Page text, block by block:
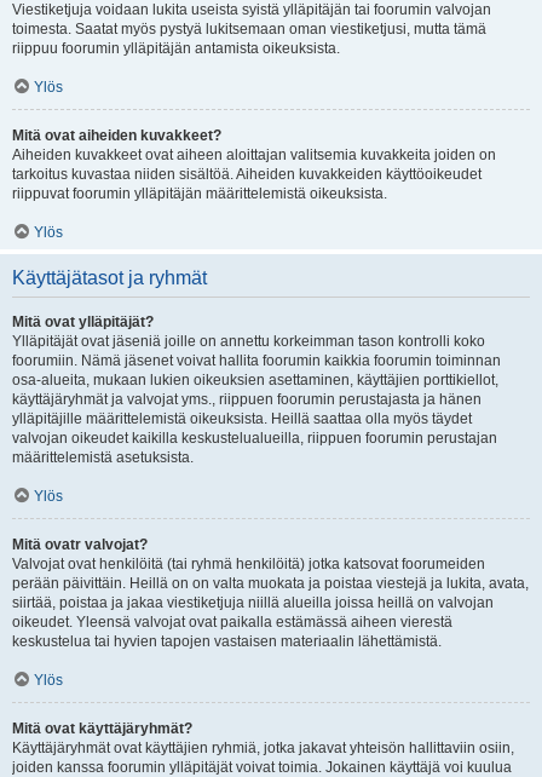
Viestiketjuja voidaan lukita useista syistä ylläpitäjän tai foorumin valvojan
toimesta. Saatat myös pystyä lukitsemaan oman viestiketjusi, mutta tämä
riippuu foorumin ylläpitäjän antamista oikeuksista.
Ylös
Mitä ovat aiheiden kuvakkeet?
Aiheiden kuvakkeet ovat aiheen aloittajan valitsemia kuvakkeita joiden on
tarkoitus kuvastaa niiden sisältöä. Aiheiden kuvakkeiden käyttöoikeudet
riippuvat foorumin ylläpitäjän määrittelemistä oikeuksista.
Ylös
Käyttäjätasot ja ryhmät
Mitä ovat ylläpitäjät?
Ylläpitäjät ovat jäseniä joille on annettu korkeimman tason kontrolli koko
foorumiin. Nämä jäsenet voivat hallita foorumin kaikkia foorumin toiminnan
osa-alueita, mukaan lukien oikeuksien asettaminen, käyttäjien porttikiellot,
käyttäjäryhmät ja valvojat yms., riippuen foorumin perustajasta ja hänen
ylläpitäjille määrittelemistä oikeuksista. Heillä saattaa olla myös täydet
valvojan oikeudet kaikilla keskustelualueilla, riippuen foorumin perustajan
määrittelemistä asetuksista.
Ylös
Mitä ovatr valvojat?
Valvojat ovat henkilöitä (tai ryhmä henkilöitä) jotka katsovat foorumeiden
perään päivittäin. Heillä on on valta muokata ja poistaa viestejä ja lukita, avata,
siirtää, poistaa ja jakaa viestiketjuja niillä alueilla joissa heillä on valvojan
oikeudet. Yleensä valvojat ovat paikalla estämässä aiheen vierestä
keskustelua tai hyvien tapojen vastaisen materiaalin lähettämistä.
Ylös
Mitä ovat käyttäjäryhmät?
Käyttäjäryhmät ovat käyttäjien ryhmiä, jotka jakavat yhteisön hallittaviin osiin,
joiden kanssa foorumin ylläpitäjät voivat toimia. Jokainen käyttäjä voi kuulua